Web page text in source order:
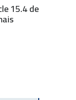
15.4 de